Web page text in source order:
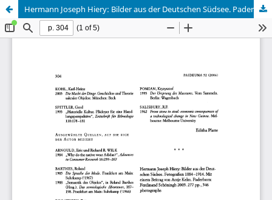
Hermann Joseph Hiery: Bilder aus der Deutschen Südsee. Paderborn 2005